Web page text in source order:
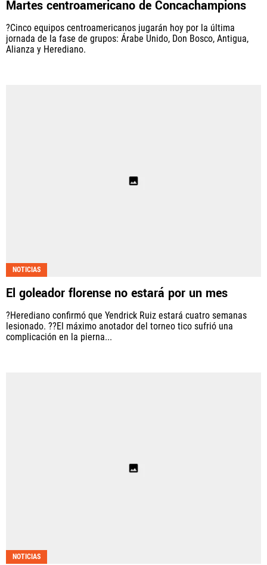
Martes centroamericano de Concachampions
?Cinco equipos centroamericanos jugarán hoy por la última
jornada de la fase de grupos: Árabe Unido, Don Bosco, Antigua,
Alianza y Herediano.
NOTICIAS
El goleador florense no estará por un mes
?Herediano confirmó que Yendrick Ruiz estará cuatro semanas
lesionado. ??El máximo anotador del torneo tico sufrió una
complicación en la pierna...
NOTICIAS